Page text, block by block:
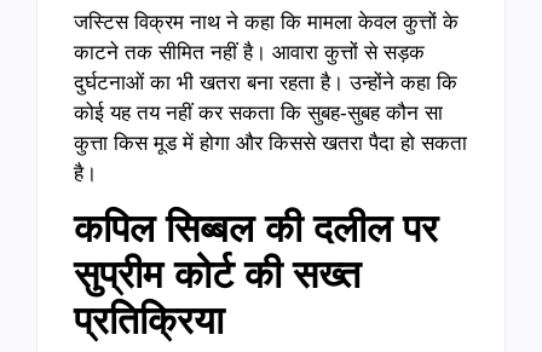
जस्टिस विक्रम नाथ ने कहा कि मामला केवल कुत्तों के
काटने तक सीमित नहीं है। आवारा कुत्तों से सड़क
दुर्घटनाओं का भी खतरा बना रहता है। उन्होंने कहा कि
कोई यह तय नहीं कर सकता कि सुबह-सुबह कौन सा
कुत्ता किस मूड में होगा और किससे खतरा पैदा हो सकता
है।
कपिल सिब्बल की दलील पर
सुप्रीम कोर्ट की सख्त
प्रतिक्रिया